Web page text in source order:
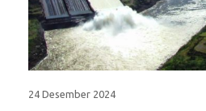
24 Desember 2024